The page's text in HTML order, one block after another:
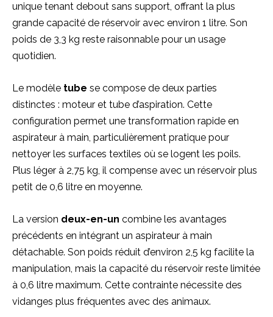
unique tenant debout sans support, offrant la plus
grande capacité de réservoir avec environ 1 litre. Son
poids de 3,3 kg reste raisonnable pour un usage
quotidien.
Le modèle tube se compose de deux parties
distinctes : moteur et tube d’aspiration. Cette
configuration permet une transformation rapide en
aspirateur à main, particulièrement pratique pour
nettoyer les surfaces textiles où se logent les poils.
Plus léger à 2,75 kg, il compense avec un réservoir plus
petit de 0,6 litre en moyenne.
La version deux-en-un combine les avantages
précédents en intégrant un aspirateur à main
détachable. Son poids réduit d’environ 2,5 kg facilite la
manipulation, mais la capacité du réservoir reste limitée
à 0,6 litre maximum. Cette contrainte nécessite des
vidanges plus fréquentes avec des animaux.